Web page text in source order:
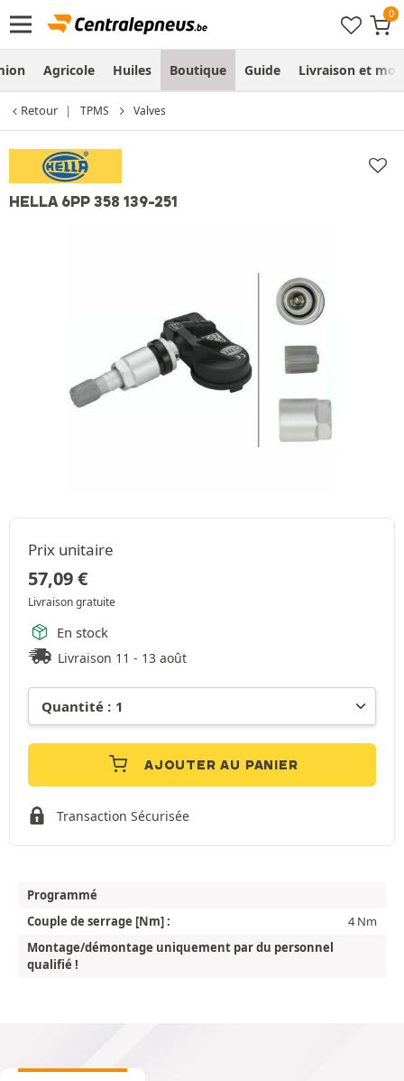
Agricole Huiles Boutique Guide Livraison et
Retour TPMS Valves
HELLA 6PP 358 139-251
Prix unitaire
57,09€
Livraison gratuite
En stock
Livraison 11 - 13 août
AJOUTER AU PANIER
Transaction Sécurisée
Programmé
Couple de serrage [Nm] :
4 Nm
Montage/démontage uniquement par du personnel
qualifié !